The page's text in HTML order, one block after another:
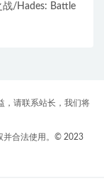
/Hades: Battle
，请联系站长，我们将
并合法使用。© 2023